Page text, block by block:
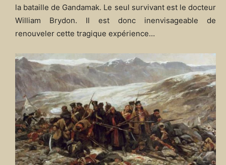
la bataille de Gandamak. Le seul survivant est le docteur
William Brydon. Il est donc inenvisageable de
renouveler cette tragique expérience…